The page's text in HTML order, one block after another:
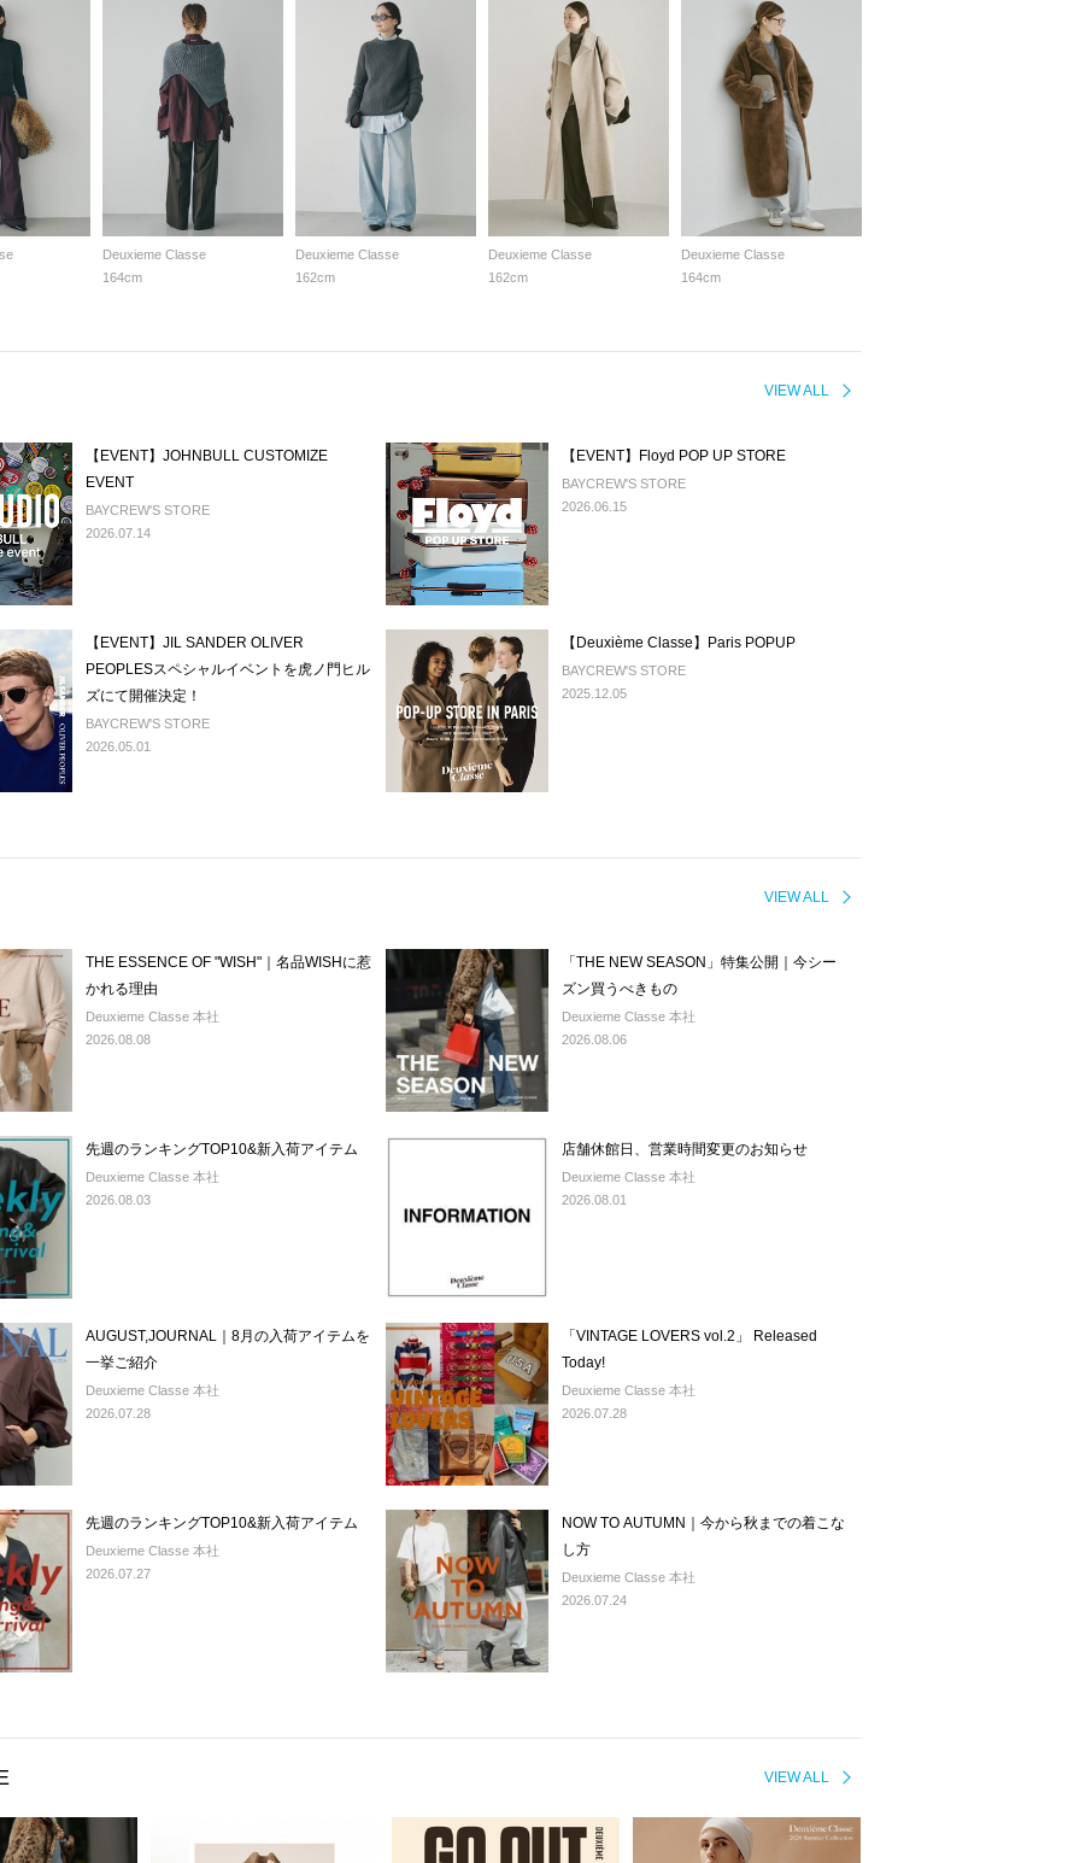
Deuxieme Classe
164cm
Deuxieme Classe
162cm
Deuxieme Classe
162cm
Deuxieme Classe
164cm
VIEW ALL
【EVENT】JOHNBULL CUSTOMIZE
EVENT
BAYCREW'S STORE
2026.07.14
【EVENT】Floyd POP UP STORE
BAYCREW'S STORE
2026.06.15
【EVENT】JIL SANDER OLIVER
PEOPLESスペシャルイベントを虎ノ門ヒル
ズにて開催決定！
BAYCREW'S STORE
2026.05.01
【Deuxième Classe】Paris POPUP
BAYCREW'S STORE
2025.12.05
VIEW ALL
THE ESSENCE OF "WISH"｜名品WISHに惹
かれる理由
Deuxieme Classe 本社
2026.08.08
「THE NEW SEASON」特集公開｜今シー
ズン買うべきもの
Deuxieme Classe 本社
2026.08.06
先週のランキングTOP10&新入荷アイテム
Deuxieme Classe 本社
2026.08.03
店舗休館日、営業時間変更のお知らせ
Deuxieme Classe 本社
2026.08.01
AUGUST,JOURNAL｜8月の入荷アイテムを
一挙ご紹介
Deuxieme Classe 本社
2026.07.28
「VINTAGE LOVERS vol.2」 Released
Today!
Deuxieme Classe 本社
2026.07.28
先週のランキングTOP10&新入荷アイテム
Deuxieme Classe 本社
2026.07.27
NOW TO AUTUMN｜今から秋までの着こな
し方
Deuxieme Classe 本社
2026.07.24
VIEW ALL